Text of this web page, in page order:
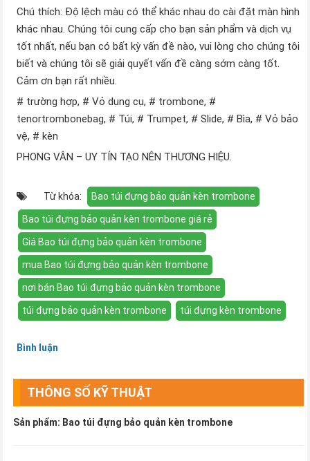
Chú thích: Độ lệch màu có thể khác nhau do cài đặt màn hình
khác nhau. Chúng tôi cung cấp cho bạn sản phẩm và dịch vụ
tốt nhất, nếu bạn có bất kỳ vấn đề nào, vui lòng cho chúng tôi
biết và chúng tôi sẽ giải quyết vấn đề càng sớm càng tốt.
Cảm ơn bạn rất nhiều.
# trường hợp, # Vỏ dụng cụ, # trombone, #
tenortrombonebag, # Túi, # Trumpet, # Slide, # Bìa, # Vỏ bảo
vệ, # kèn
PHONG VÂN – UY TÍN TẠO NÊN THƯƠNG HIỆU.
Từ khóa: Bao túi đựng bảo quản kèn trombone
Bao túi đựng bảo quản kèn trombone giá rẻ
Giá Bao túi đựng bảo quản kèn trombone
mua Bao túi đựng bảo quản kèn trombone
nơi bán Bao túi đựng bảo quản kèn trombone
túi đựng bảo quản kèn trombone túi đựng kèn trombone
Bình luận
THÔNG SỐ KỸ THUẬT
Sản phẩm: Bao túi đựng bảo quản kèn trombone